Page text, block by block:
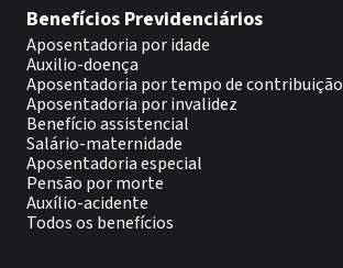
Benefícios Previdenciários
Aposentadoria por idade
Auxilio-doença
Aposentadoria por tempo de contribuição
Aposentadoria por invalidez
Benefício assistencial
Salário-maternidade
Aposentadoria especial
Pensão por morte
Auxílio-acidente
Todos os benefícios